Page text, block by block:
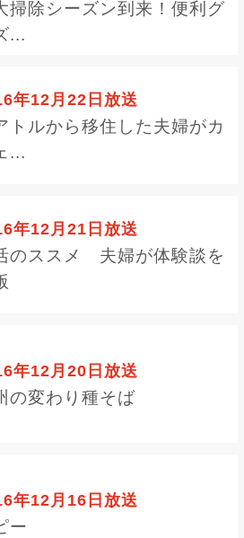
掃除シーズン到来！便利グ
...
年12月22日放送
トルから移住した夫婦がカ
...
年12月21日放送
のススメ 夫婦が体験談を
年12月20日放送
の変わり種そば
年12月16日放送
ー